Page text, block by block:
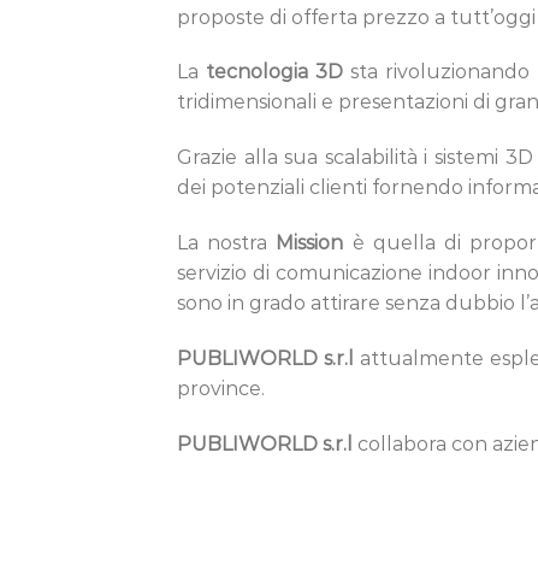
proposte di offerta prezzo a tutt’oggi
La tecnologia 3D sta
tridimensionali e presentazioni di
Grazie alla sua scalabilità i sistemi
dei potenziali clienti fornendo
La nostra Mission è quella di
servizio di comunicazione indoor
sono in grado attirare senza dubbio
PUBLIWORLD s.r.l attualmente
province.
PUBLIWORLD s.r.l collabora con